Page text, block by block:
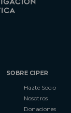
SOBRE CIPER
Hazte Socio
Nosotros
Donaciones